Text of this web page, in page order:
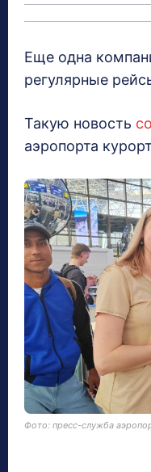
Еще одна
регулярные
Такую новость
аэропорта
Фото: пресс-служба